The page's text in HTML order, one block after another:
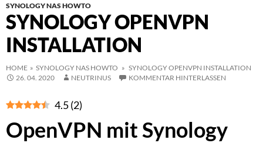
SYNOLOGY NAS HOWTO
SYNOLOGY OPENVPN
INSTALLATION
HOME » SYNOLOGY NAS HOWTO » SYNOLOGY OPENVPN INSTALLATION
26. 04. 2020
NEUTRINUS KOMMENTAR HINTERLASSEN
4.5(2)
OpenVPN mit Synology